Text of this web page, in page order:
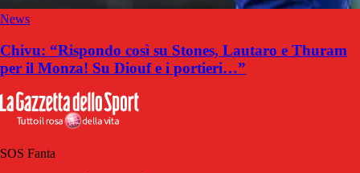
News
Chivu: “Rispondo così su Stones, Lautaro e Thuram
per il Monza! Su Diouf e i portieri…”
SOS Fanta